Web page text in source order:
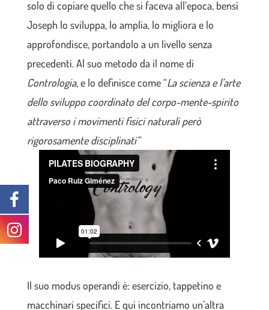
solo di copiare quello che si faceva all’epoca, bensì
Joseph lo sviluppa, lo amplia, lo migliora e lo
approfondisce, portandolo a un livello senza
precedenti. Al suo metodo da il nome di
Contrologia, e lo definisce come “La scienza e l’arte
dello sviluppo coordinato del corpo-mente-spirito
attraverso i movimenti fisici naturali però
rigorosamente disciplinati”
Il suo modus operandi è: esercizio, tappetino e
macchinari specifici. E qui incontriamo un’altra